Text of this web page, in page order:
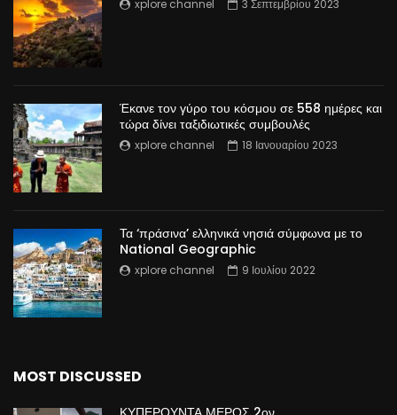
xplore channel 3 Σεπτεμβρίου 2023
Έκανε τον γύρο του κόσμου σε 558 ημέρες και
τώρα δίνει ταξιδιωτικές συμβουλές
xplore channel 18 Ιανουαρίου 2023
Τα ‘πράσινα’ ελληνικά νησιά σύμφωνα με το
National Geographic
xplore channel 9 Ιουλίου 2022
MOST DISCUSSED